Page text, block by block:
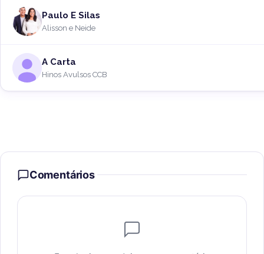
Paulo E Silas
Alisson e Neide
A Carta
Hinos Avulsos CCB
Comentários